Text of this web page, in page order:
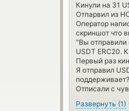
Кинули на 31
Отпарвил из
Оператор
скриншот что
"Вы отправили
USDT ERC20.
Первый раз
Я отправил
Отписали с
Развернуть (1)